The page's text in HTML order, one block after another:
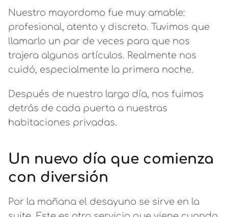
Nuestro mayordomo fue muy amable:
profesional, atento y discreto. Tuvimos que
llamarlo un par de veces para que nos
trajera algunos artículos. Realmente nos
cuidó, especialmente la primera noche.
Después de nuestro largo día, nos fuimos
detrás de cada puerta a nuestras
habitaciones privadas.
Un nuevo día que comienza
con diversión
Por la mañana el desayuno se sirve en la